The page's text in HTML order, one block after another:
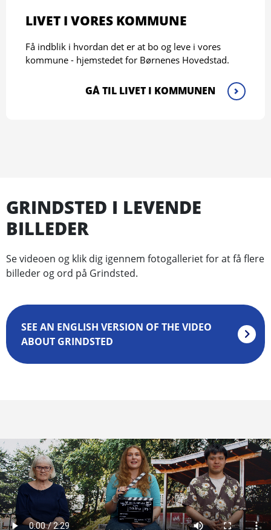
LIVET I VORES KOMMUNE
Få indblik i hvordan det er at bo og leve i vores
kommune - hjemstedet for Børnenes Hovedstad.
GÅ TIL LIVET I KOMMUNEN
GRINDSTED I LEVENDE
BILLEDER
Se videoen og klik dig igennem fotogalleriet for at få flere
billeder og ord på Grindsted.
SEE AN ENGLISH VERSION OF THE VIDEO
ABOUT GRINDSTED